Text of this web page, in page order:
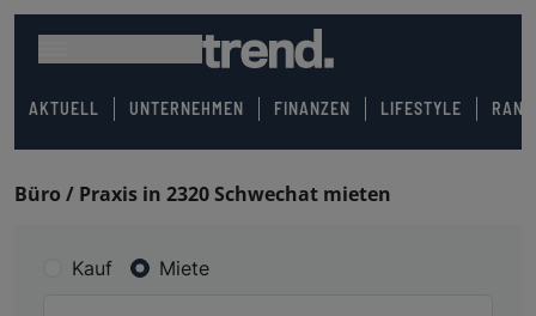
AKTUELL UNTERNEHMEN FINANZEN LIFESTYLE
Büro / Praxis in 2320 Schwechat mieten
Kauf Miete